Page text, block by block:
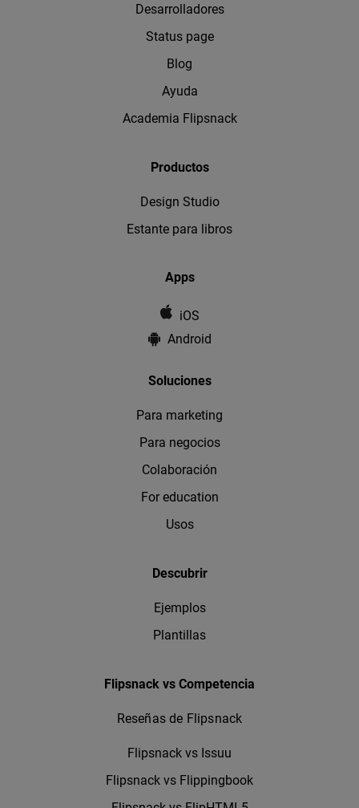
Desarrolladores
Status page
Blog
Ayuda
Academia Flipsnack
Productos
Design Studio
Estante para libros
Apps
iOS
Android
Soluciones
Para marketing
Para negocios
Colaboración
For education
Usos
Descubrir
Ejemplos
Plantillas
Flipsnack vs Competencia
Reseñas de Flipsnack
Flipsnack vs Issuu
Flipsnack vs Flippingbook